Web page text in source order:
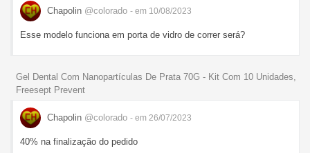
Chapolin @colorado - em 10/08/2023
Esse modelo funciona em porta de vidro de correr será?
Gel Dental Com Nanopartículas De Prata 70G - Kit Com 10 Unidades,
Freesept Prevent
Chapolin @colorado - em 26/07/2023
40% na finalização do pedido